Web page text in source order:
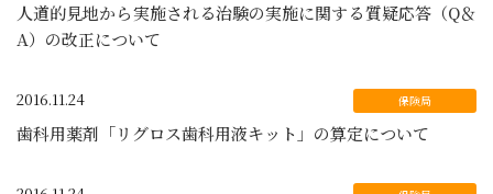
人道的見地から実施される治験の実施に関する質疑応答（Q＆
A）の改正について
2016.11.24
歯科用薬剤「リグロス歯科用液キット」の算定について